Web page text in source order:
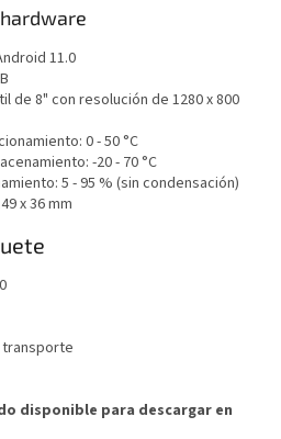
11.0
de 8" con resolución de 1280 x 800
0 - 50 °C
-20 - 70 °C
5 - 95 % (sin condensación)
x 36 mm
disponible para descargar en